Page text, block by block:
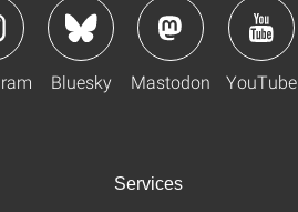
Bluesky Mastodon YouTube
Services